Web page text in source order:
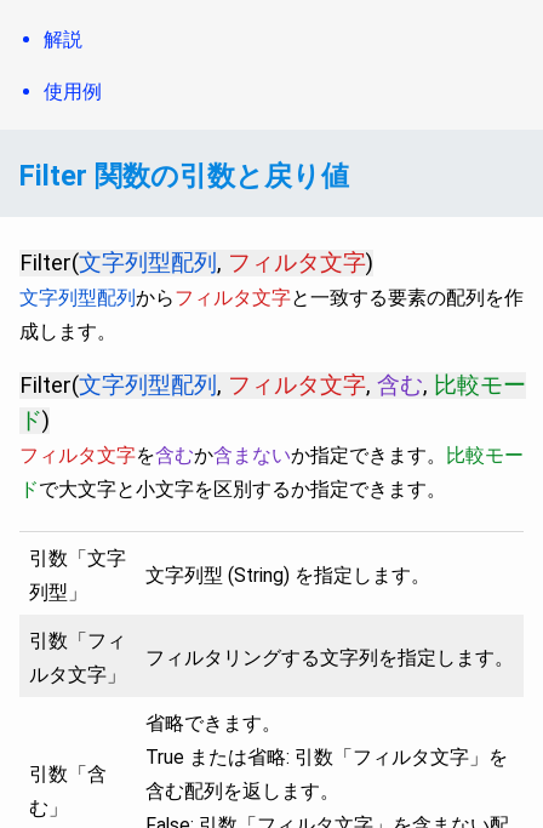
解説
使用例
Filter 関数の引数と戻り値
Filter(文字列型配列 , フィルタ文字)
文字列型配列からフィルタ文字と一致する要素の配列を作
成します。
Filter(文字列型配列 , フィルタ文字, 含む, 比較モー
ド)
フィルタ文字を含むか含まないか指定できます。
比較モー
ドで大文字と小文字を区別するか指定できます。
引数「文字
列型」
文字列型 (String) を指定します。
引数「フィ
ルタ文字」
フィルタリングする文字列を指定します。
引数「含
む」
省略できます。
True または省略: 引数「フィルタ文字」を
含む配列を返します。